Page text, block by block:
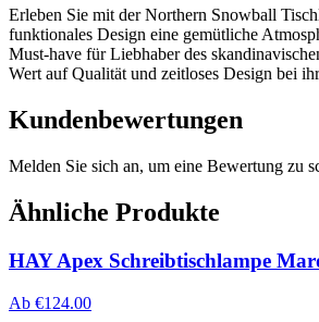
Erleben Sie mit der Northern Snowball
funktionales Design eine gemütliche
Must-have für Liebhaber des
Wert auf Qualität und zeitloses Design bei
Kundenbewertungen
Melden Sie sich an, um eine Bewertung zu
Ähnliche Produkte
HAY Apex Schreibtischlampe
Ab €124.00